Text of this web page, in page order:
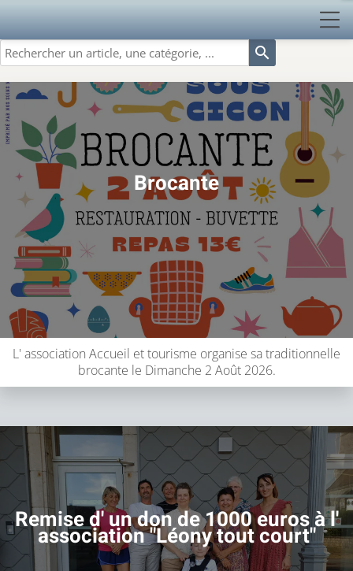
search
Brocante
L' association Accueil et tourisme organise sa traditionnelle
brocante le Dimanche 2 Août 2026.
Remise d' un don de 1000 euros à l'
association "Léony tout court"